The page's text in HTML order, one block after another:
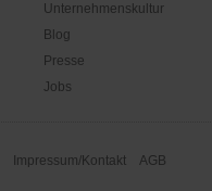
Unternehmenskultur
Blog
Presse
Jobs
Impressum/Kontakt AGB